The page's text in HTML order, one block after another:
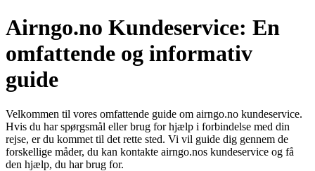
Airngo.no Kundeservice: En
omfattende og informativ
guide
Velkommen til vores omfattende guide om airngo.no kundeservice.
Hvis du har spørgsmål eller brug for hjælp i forbindelse med din
rejse, er du kommet til det rette sted. Vi vil guide dig gennem de
forskellige måder, du kan kontakte airngo.nos kundeservice og få
den hjælp, du har brug for.